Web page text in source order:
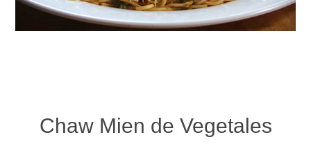
Chaw Mien de Vegetales